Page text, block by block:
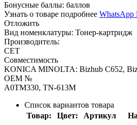
Бонусные баллы: баллов
Узнать о товаре подробнее WhatsApp
Отложить
Вид номенклатуры: Тонер-картридж
Производитель:
CET
Совместимость
KONICA MINOLTA: Bizhub C652,
OEM №
A0TM330, TN-613M
Список вариантов товара
Товар:
Цвет: Артикул